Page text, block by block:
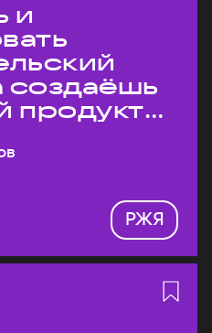
и
создаёшь
продукт
РЖЯ